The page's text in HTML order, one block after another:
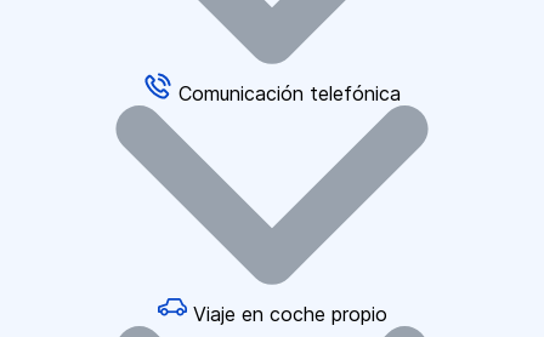
Comunicación telefónica
Viaje en coche propio